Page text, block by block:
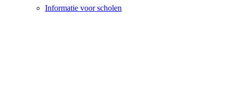
Informatie voor scholen